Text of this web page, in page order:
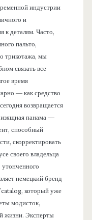
индустрии
и
к деталям. Часто,
пальто,
трикотажа, мы
связать все
время
— как средство
возвращается
изящная панама —
способный
скорректировать
своего владельца
немецкий бренд
который уже
модисток,
жизни. Эксперты